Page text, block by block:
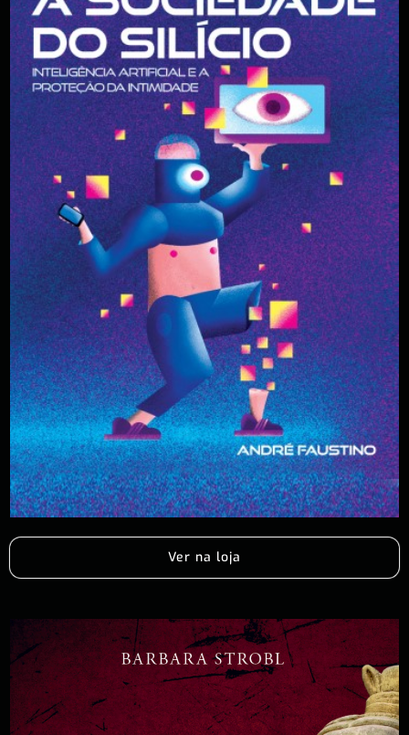
Ver na loja